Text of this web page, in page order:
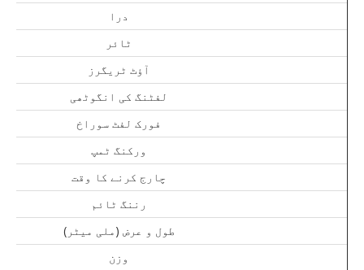
درا
ٹائر
آؤٹ ٹریگرز
لفٹنگ کی انگوٹھی
فورک لفٹ سوراخ
ورکنگ ٹمپ
چارج کرنے کا وقت
رننگ ٹائم
طول و عرض (ملی میٹر)
وزن